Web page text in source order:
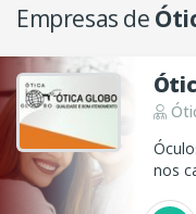
Empresas de
nos